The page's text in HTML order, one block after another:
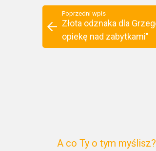
Poprzedni wpis
Złota odznaka dla
opiekę nad zabytkami"
A co Ty o tym myślisz?